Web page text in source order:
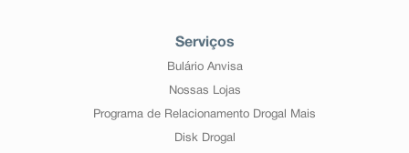
Serviços
Bulário Anvisa
Nossas Lojas
Programa de Relacionamento Drogal Mais
Disk Drogal